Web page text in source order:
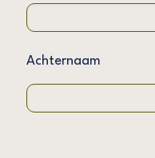
Achternaam